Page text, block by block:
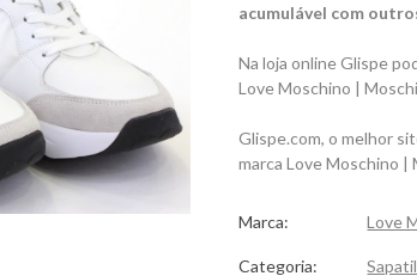
acumulável com
Na loja online Glispe
Love Moschino |
Glispe.com, o melhor
marca Love Moschino |
Marca: Love
Categoria: